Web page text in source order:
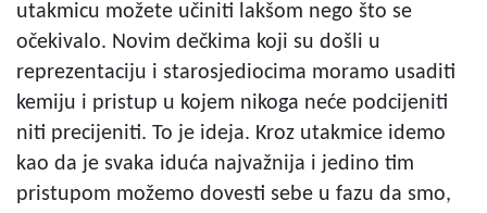
utakmicu možete učiniti lakšom nego što se
očekivalo. Novim dečkima koji su došli u
reprezentaciju i starosjediocima moramo usaditi
kemiju i pristup u kojem nikoga neće podcijeniti
niti precijeniti. To je ideja. Kroz utakmice idemo
kao da je svaka iduća najvažnija i jedino tim
pristupom možemo dovesti sebe u fazu da smo,